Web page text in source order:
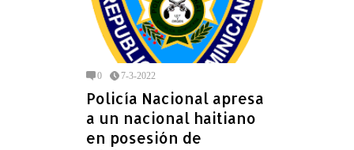
0 7-3-2022
Policía Nacional apresa
a un nacional haitiano
en posesión de